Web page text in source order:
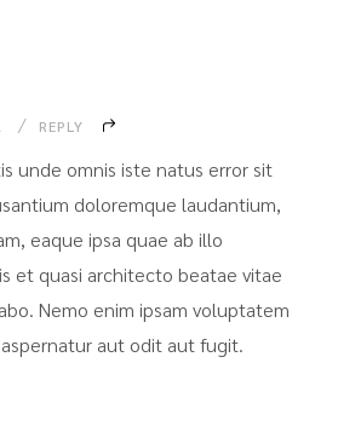
REPLY
unde omnis iste natus error sit
doloremque laudantium,
eaque ipsa quae ab illo
et quasi architecto beatae vitae
Nemo enim ipsam voluptatem
aut odit aut fugit.